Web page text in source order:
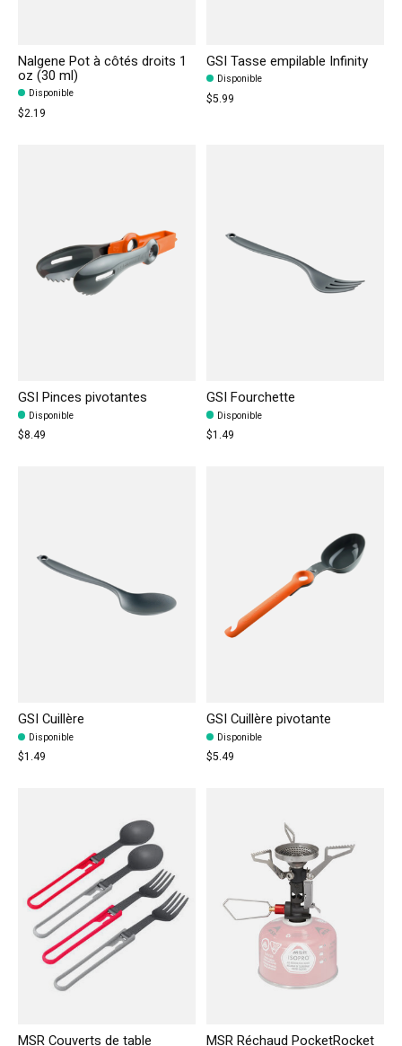
Nalgene Pot à côtés droits 1
oz (30 ml)
Disponible
$2.19
GSI Tasse empilable Infinity
Disponible
$5.99
GSI Pinces pivotantes
Disponible
$8.49
GSI Fourchette
Disponible
$1.49
GSI Cuillère
Disponible
$1.49
GSI Cuillère pivotante
Disponible
$5.49
MSR Couverts de table MSR Réchaud PocketRocket